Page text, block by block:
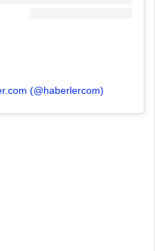
(@haberlercom)